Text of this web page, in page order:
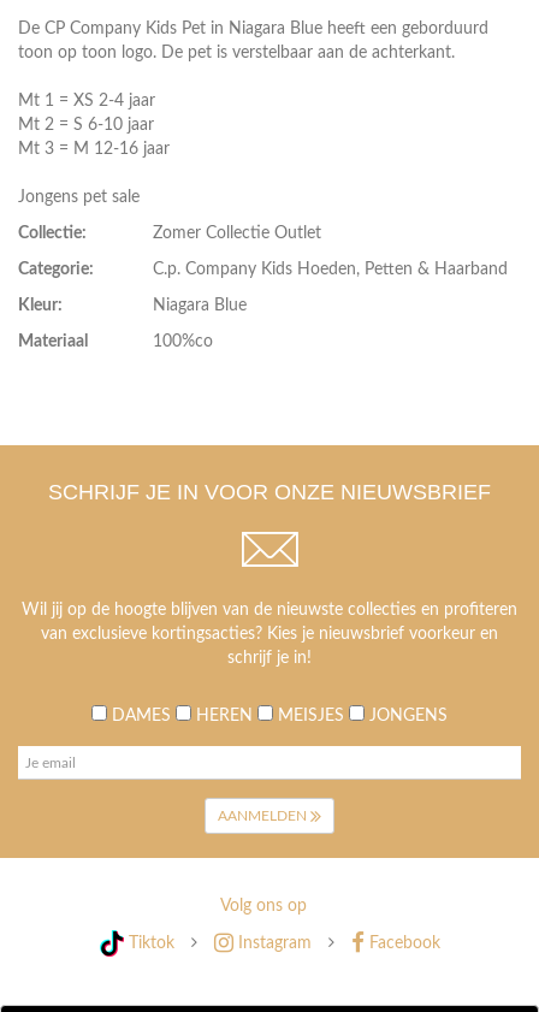
De CP Company Kids Pet in Niagara Blue heeft een geborduurd
toon op toon logo. De pet is verstelbaar aan de achterkant.
Mt 1 = XS 2-4 jaar
Mt 2 = S 6-10 jaar
Mt 3 = M 12-16 jaar
Jongens pet sale
Collectie: Zomer Collectie Outlet
Categorie: C.p. Company Kids Hoeden, Petten & Haarband
Kleur: Niagara Blue
Materiaal 100%co
SCHRIJF JE IN VOOR ONZE NIEUWSBRIEF
Wil jij op de hoogte blijven van de nieuwste collecties en profiteren
van exclusieve kortingsacties? Kies je nieuwsbrief voorkeur en
schrijf je in!
DAMES HEREN MEISJES JONGENS
AANMELDEN
Volg ons op
Tiktok Instagram Facebook